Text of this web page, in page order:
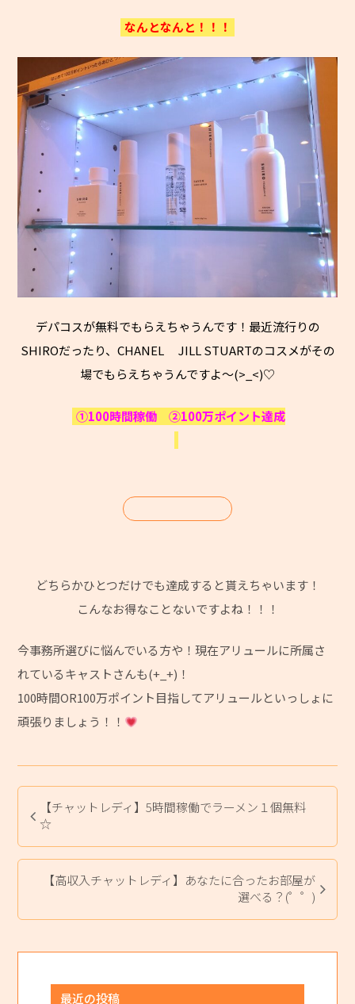
なんとなんと！！！
デパコスが無料でもらえちゃうんです！最近流行りの
SHIROだったり、CHANEL JILL STUARTのコスメがその
場でもらえちゃうんですよ～(>_<)♡
①100時間稼働 ②100万ポイント達成
どちらかひとつだけでも達成すると貰えちゃいます！
こんなお得なことないですよね！！！
今事務所選びに悩んでいる方や！現在アリュールに所属さ
れているキャストさんも(+_+)！
100時間OR100万ポイント目指してアリュールといっしょに
頑張りましょう！！
【チャットレディ】5時間稼働でラーメン１個無料
☆
【高収入チャットレディ】あなたに合ったお部屋が
選べる？(゜゜)
最近の投稿